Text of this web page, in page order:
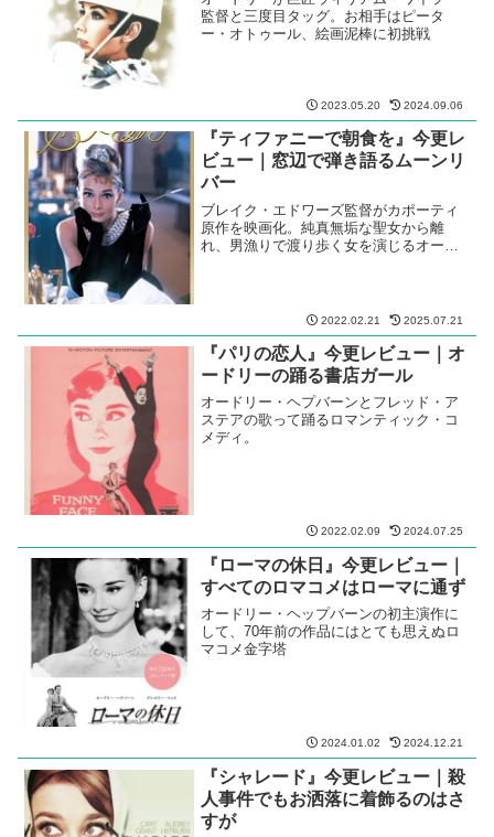
監督と三度目タッグ。お相手はピータ
ー・オトゥール、絵画泥棒に初挑戦
2023.05.20 2024.09.06
『ティファニーで朝食を』今更レ
ビュー｜窓辺で弾き語るムーンリ
バー
ブレイク・エドワーズ監督がカポーティ
原作を映画化。純真無垢な聖女から離
れ、男漁りで渡り歩く女を演じるオード
2022.02.21 2025.07.21
『パリの恋人』今更レビュー｜オ
ードリーの踊る書店ガール
オードリー・ヘプバーンとフレッド・ア
ステアの歌って踊るロマンティック・コ
メディ。
2022.02.09 2024.07.25
『ローマの休日』今更レビュー｜
すべてのロマコメはローマに通ず
オードリー・ヘップバーンの初主演作に
して、70年前の作品にはとても思えぬロ
マコメ金字塔
2024.01.02 2024.12.21
『シャレード』今更レビュー｜殺
人事件でもお洒落に着飾るのはさ
すが